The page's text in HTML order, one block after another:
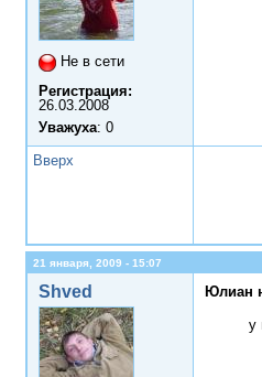
Не в сети
Регистрация:
26.03.2008
Уважуха: 0
Вверх
21 января, 2009 - 15:07
Shved Юлиан
у